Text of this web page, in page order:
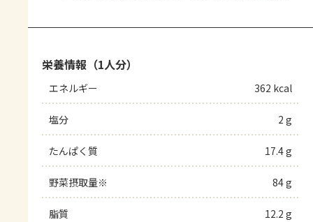
栄養情報（1人分）
エネルギー 362 kcal
塩分 2 g
たんぱく質 17.4 g
野菜摂取量※ 84 g
脂質 12.2 g